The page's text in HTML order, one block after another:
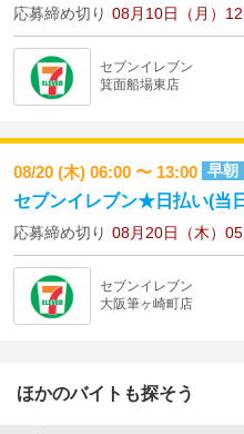
応募締め切り 08月10日（月）
セブンイレブン
箕面船場東店
08/20 (木) 06:00 〜 13:00 早朝
セブンイレブン★日払い(当
応募締め切り 08月20日（木）
セブンイレブン
大阪筆ヶ崎町店
ほかのバイトも探そう